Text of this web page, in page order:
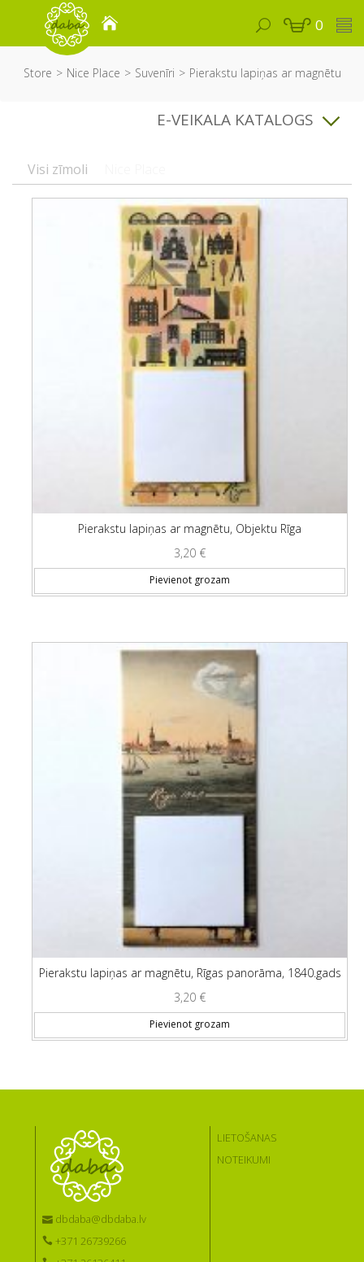
0
Store Nice Place Suvenīri Pierakstu lapiņas ar magnētu
E-VEIKALA KATALOGS
Visi zīmoli
Pierakstu lapiņas ar magnētu, Objektu Rīga
3,20 €
Pievienot grozam
Pierakstu lapiņas ar magnētu, Rīgas panorāma, 1840.gads
3,20 €
Pievienot grozam
dbdaba@dbdaba.lv
+371 26739266
LIETOŠANAS
NOTEIKUMI